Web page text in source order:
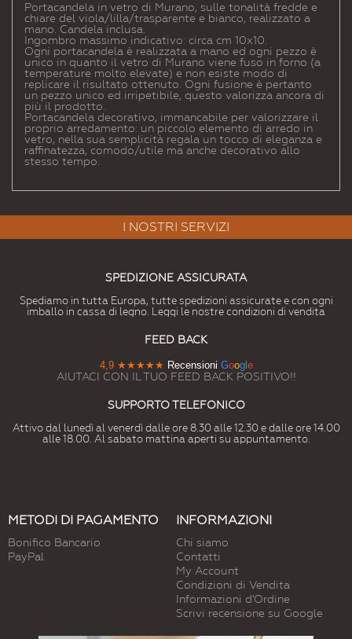
Portacandela in vetro di Murano, sulle tonalità fredde e
chiare del viola/lilla/trasparente e bianco, realizzato a
mano. Candela inclusa.
Ingombro massimo indicativo: circa cm 10x10.
Ogni portacandela è realizzata a mano ed ogni pezzo è
unico in quanto il vetro di Murano viene fuso in forno (a
temperature molto elevate) e non esiste modo di
replicare il risultato ottenuto. Ogni fusione è pertanto
un pezzo unico ed irripetibile, questo valorizza ancora di
più il prodotto.
Portacandela decorativo, immancabile per valorizzare il
proprio arredamento: un piccolo elemento di arredo in
vetro, nella sua semplicità regala un tocco di eleganza e
raffinatezza, comodo/utile ma anche decorativo allo
stesso tempo.
I NOSTRI SERVIZI
SPEDIZIONE ASSICURATA
Spediamo in tutta Europa, tutte spedizioni assicurate e con ogni
imballo in cassa di legno. Leggi le nostre condizioni di vendita
FEED BACK
4,9 ★★★★★ Recensioni Googl e
AIUTACI CON IL TUO FEED BACK POSITIVO!!
SUPPORTO TELEFONICO
Attivo dal lunedì al venerdì dalle ore 8.30 alle 12.30 e dalle ore 14.00
alle 18.00. Al sabato mattina aperti su appuntamento.
METODI DI PAGAMENTO
Bonifico Bancario
PayPal
INFORMAZIONI
Chi siamo
Contatti
My Account
Condizioni di Vendita
Informazioni d'Ordine
Scrivi recensione su Google